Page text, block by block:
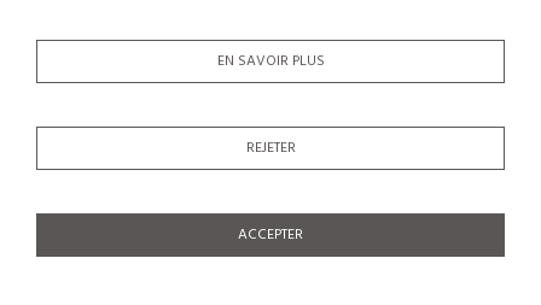
EN SAVOIR PLUS
REJETER
ACCEPTER
CRÉER UN COMPTE